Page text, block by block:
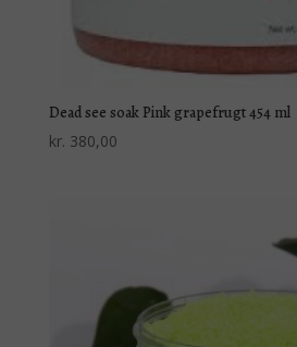
Dead see soak Pink grapefrugt 454 ml
kr. 380,00